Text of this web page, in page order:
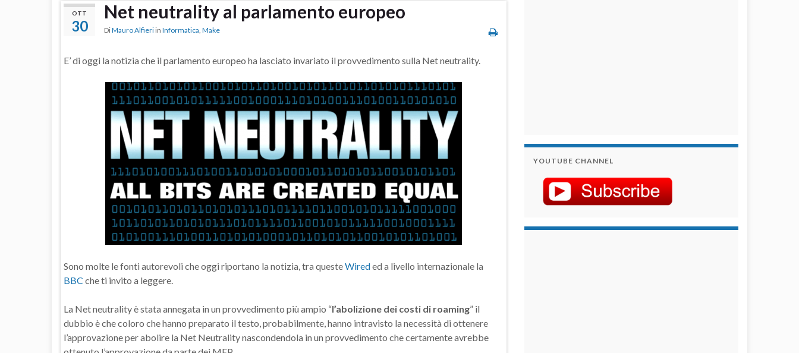
OTT
30
Net neutrality al parlamento europeo
DiMauro Alfieri in Informatica, Make
E’ di oggi la notizia che il parlamento europeo ha lasciato invariato il provvedimento sulla Net neutrality.
Sono molte le fonti autorevoli che oggi riportano la notizia, tra questeWireded a livello internazionale la
BBC che ti invito a leggere.
La Net neutrality è stata annegata in un provvedimento più ampio “l’abolizione dei costi di roaming” il
dubbio è che coloro che hanno preparato il testo, probabilmente, hanno intravisto la necessità di ottenere
l’approvazione per abolire la Net Neutrality nascondendola in un provvedimento che certamente avrebbe
YOUTUBE CHANNEL